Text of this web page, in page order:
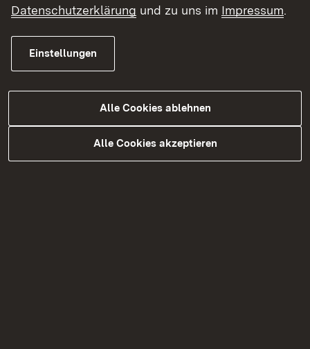
Datenschutzerklärung und zu uns im Impressum.
Einstellungen
Alle Cookies ablehnen
Alle Cookies akzeptieren